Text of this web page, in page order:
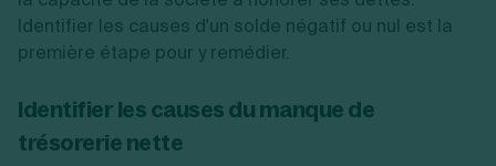
Identifier les causes d'un solde négatif ou nul est la
première étape pour y remédier.
Identifier les causes du manque de
trésorerie nette